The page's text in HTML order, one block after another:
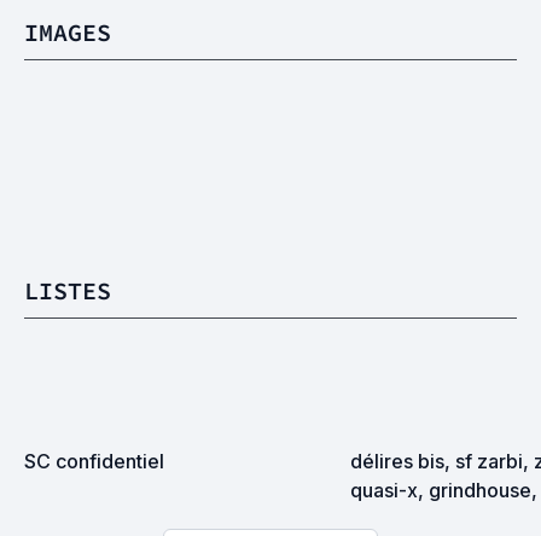
IMAGES
LISTES
SC confidentiel
délires bis, sf zarbi,
quasi-x,